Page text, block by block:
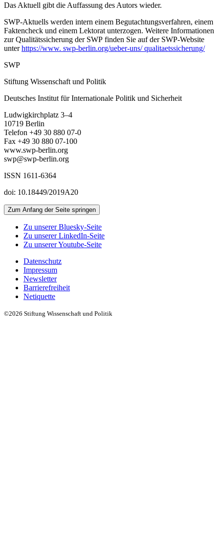
Das Aktuell gibt die Auf­fassung des Autors wieder.
SWP-Aktuells werden intern einem Begutachtungsverfah­ren, einem
Faktencheck und einem Lektorat unterzogen. Weitere Informationen
zur Qualitätssicherung der SWP finden Sie auf der SWP-Website
unterhttps://www. swp-berlin.org/ueber-uns/ qualitaetssicherung/
SWP
Stiftung Wissenschaft und Politik
Deutsches Institut für Internationale Politik und Sicherheit
Ludwigkirchplatz 3–4
10719 Berlin
Telefon +49 30 880 07-0
Fax +49 30 880 07-100
www.swp-berlin.org
swp@swp-berlin.org
ISSN 1611-6364
doi: 10.18449/2019A20
Zum Anfang der Seite springen
Zu unserer Bluesky-Seite
Zu unserer LinkedIn-Seite
Zu unserer Youtube-Seite
Datenschutz
Impressum
Newsletter
Barrierefreiheit
Netiquette
©2026 Stiftung Wissenschaft und Politik